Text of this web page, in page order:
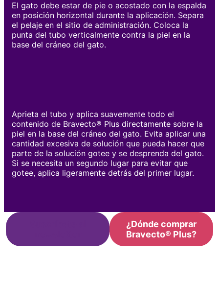
El gato debe estar de pie o acostado con la espalda
en posición horizontal durante la aplicación. Separa
el pelaje en el sitio de administración. Coloca la
punta del tubo verticalmente contra la piel en la
base del cráneo del gato.
Aprieta el tubo y aplica suavemente todo el
contenido de Bravecto® Plus directamente sobre la
piel en la base del cráneo del gato. Evita aplicar una
cantidad excesiva de solución que pueda hacer que
parte de la solución gotee y se desprenda del gato.
Si se necesita un segundo lugar para evitar que
gotee, aplica ligeramente detrás del primer lugar.
¿Dónde comprar
Bravecto® Plus?